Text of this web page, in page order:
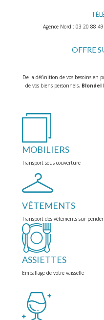
Agence Nord : 03 20 88
OFFRE
De la définition de vos besoins en
de vos biens personnels, Blondel
MOBILIERS
Transport sous couverture
VÊTEMENTS
Transport des vêtements sur
ASSIETTES
Emballage de votre vaisselle